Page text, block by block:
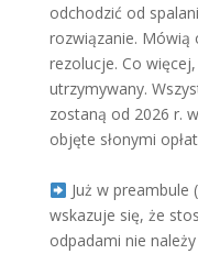
odchodzić od
rozwiązanie. Mówią
rezolucje. Co
utrzymywany.
zostaną od 2026 r.
objęte słonymi
Już w preambule
wskazuje się, że
odpadami nie